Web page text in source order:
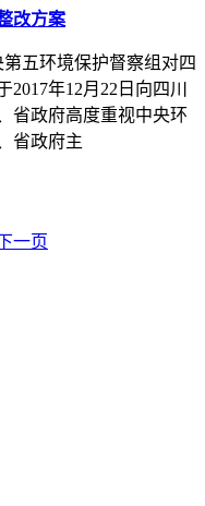
改方案
五环境保护督察组对四
年12月22日向四川
省政府高度重视中央环
省政府主
一页